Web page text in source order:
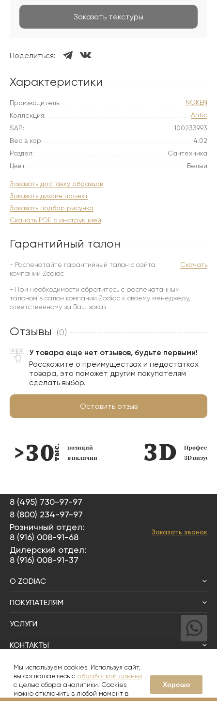
Заказать текстуры
Поделиться:
Характеристики
Производитель:
NOKEN
Коллекция:
Antic
SAP:
100233993
Вес в кор:
4.02
Раздел:
Сантехника
Цвет:
Белый
Заказать доставку образцов
Заказать дизайн проект
Заказать подбор рисунка
Скачать PDF с инструкцией
Гарантийный талон
- Распечатайте гарантийный талон с сайта
компании Zodiac
Скачать
- При необходимости обратитесь с распечатанным
талоном в салон компании Zodiac к своему менеджеру,
ответственному за Ваш заказ
Отзывы (0)
У товара еще нет отзывов, будьте первыми!
Расскажите о преимуществах и недостатках
товара, это поможет другим покупателям
сделать выбор.
Оставить отзыв
позиций
в наличии
3D
8 (495) 730-97-97
8 (800) 234-97-97
Розничный отдел:
8 (916) 008-91-68
Дилерский отдел:
8 (916) 008-91-37
Заказать звонок
О ZODIAC
ПОКУПАТЕЛЯМ
УСЛУГИ
КОНТАКТЫ
Написать директору
© 2008-2026 Zodiac Интерьер&Керамика
Мы используем cookies. Используя сайт,
вы соглашаетесь с обработкой данных
с целью сбора аналитики. Cookies
можно отключить в любой момент в
Хорошо